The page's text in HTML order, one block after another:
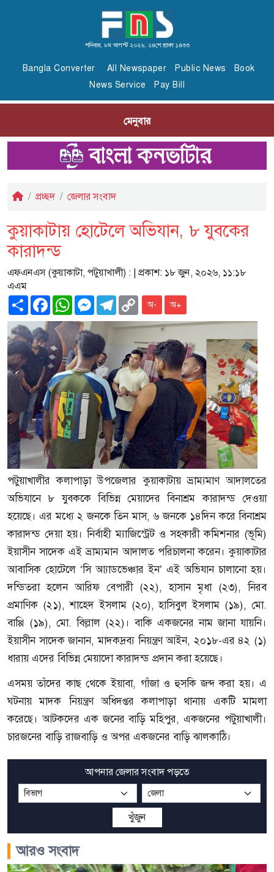
শনিবার, ৮ম আগস্ট ২০২৬, ২৪শে শ্রাবণ ১৪৩৩
Bangla Converter All Newspaper Public News
Book
News Service
Pay Bill
মেনুবার
প্রচ্ছদ জেলার সংবাদ
কুয়াকাটায় হোটেলে অভিযান, ৮ যুবকের
কারাদন্ড
এফএনএস (কুয়াকাটা, পটুয়াখালী) : | প্রকাশ: ১৮ জুন, ২০২৬, ১১:১৮
এএম
ShareFacebookWhatsAppMessenger
Telegram
Copy
Link
অ- অ+
পটুয়াখালীর কলাপাড়া উপজেলার কুয়াকাটায় ভ্রাম্যমাণ আদালতের
অভিযানে ৮ যুবককে বিভিন্ন মেয়াদের বিনাশ্রম কারাদন্ড দেওয়া
হয়েছে। এর মধ্যে ২ জনকে তিন মাস, ৬ জনকে ১৪দিন করে বিনাশ্রম
কারাদন্ড দেয়া হয়। নির্বাহী ম্যাজিস্ট্রেট ও সহকারী কমিশনার (ভূমি)
ইয়াসীন সাদেক এই ভ্রাম্যমান আদালত পরিচালনা করেন। কুয়াকাটার
আবাসিক হোটেলে ‘সি আ্যাডভেঞ্চার ইন’ এই অভিযান চালানো হয়।
দন্ডিতরা হলেন আরিফ বেপারী (২২), হাসান মৃধা (২৩), নিরব
প্রমাণিক (২১), শাহেদ ইসলাম (২০), হাসিবুল ইসলাম (১৯), মো.
বাপ্পি (১৯), মো. বিল্লাল (২২)। বাকি একজনের নাম জানা যায়নি।
ইয়াসীন সাদেক জানান, মাদকদ্রব্য নিয়ন্ত্রণ আইন, ২০১৮-এর ৪২ (১)
ধারায় এদের বিভিন্ন মেয়াদো কারাদন্ড প্রদান করা হয়েছে।
এসময় তাঁদের কাছ থেকে ইয়াবা, গাঁজা ও হুসকি জব্দ করা হয়। এ
ঘটনায় মাদক নিয়ন্ত্রণ অধিদপ্তর কলাপাড়া থানায় একটি মামলা
করেছে। আটকদের এক জনের বাড়ি মহিপুর, একজনের পটুয়াখালী।
চারজনের বাড়ি রাজবাড়ি ও অপর একজনের বাড়ি ঝালকাঠি।
আপনার জেলার সংবাদ পড়তে
খুঁজুন
আরও সংবাদ